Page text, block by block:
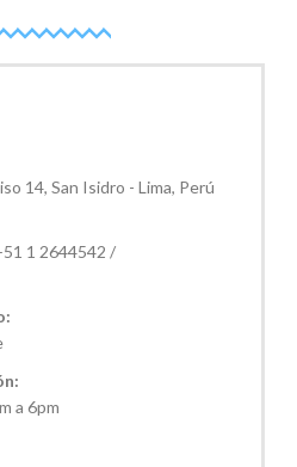
14, San Isidro - Lima, Perú
1 2644542 /
a 6pm